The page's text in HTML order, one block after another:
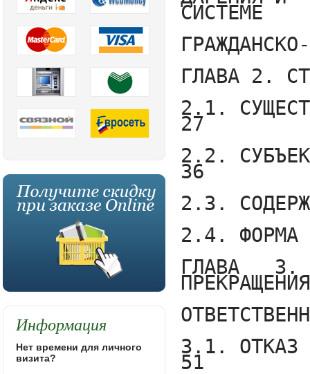
Информация
Нет времени для личного
визита?